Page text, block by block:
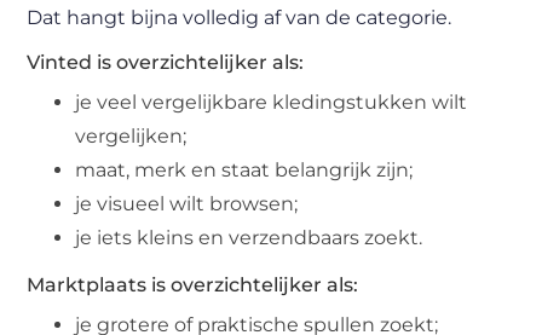
Dat hangt bijna volledig af van de categorie.
Vinted is overzichtelijker als:
je veel vergelijkbare kledingstukken wilt
vergelijken;
maat, merk en staat belangrijk zijn;
je visueel wilt browsen;
je iets kleins en verzendbaars zoekt.
Marktplaats is overzichtelijker als:
je grotere of praktische spullen zoekt;